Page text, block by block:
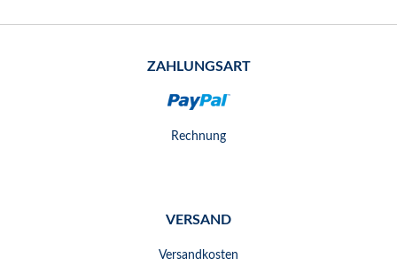
ZAHLUNGSART
Rechnung
VERSAND
Versandkosten